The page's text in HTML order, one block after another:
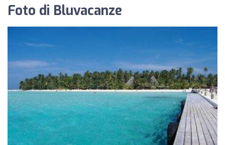
Foto di Bluvacanze